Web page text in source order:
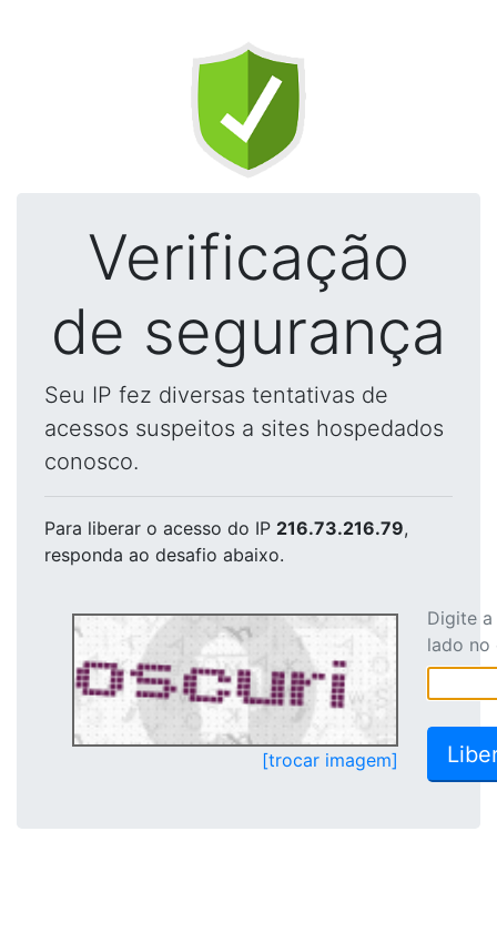
Verificação
de segurança
Seu IP fez diversas tentativas de
acessos suspeitos a sites hospedados
conosco.
Para liberar o acesso do IP 216.73.216.79,
responda ao desafio abaixo.
[trocar imagem]
Digite
lado no